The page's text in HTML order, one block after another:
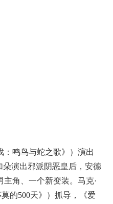
鸣鸟与蛇之歌》）演出
朵演出邪派阴恶皇后，安德
主角、一个新变装。马克·
的500天》）抓导，《爱